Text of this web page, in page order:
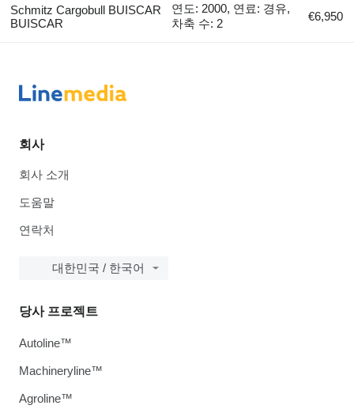
Schmitz Cargobull BUISCAR
BUISCAR
연도: 2000, 연료: 경유,
차축 수: 2
€6,950
회사
회사 소개
도움말
연락처
대한민국 / 한국어
당사 프로젝트
Autoline™
Machineryline™
Agroline™